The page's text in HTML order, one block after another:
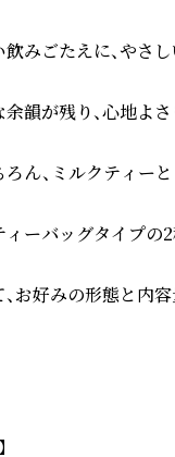
みごたえに、やさ
韻が残り、心地よさ
ん、ミルクティー
ーバッグタイプの
お好みの形態と内